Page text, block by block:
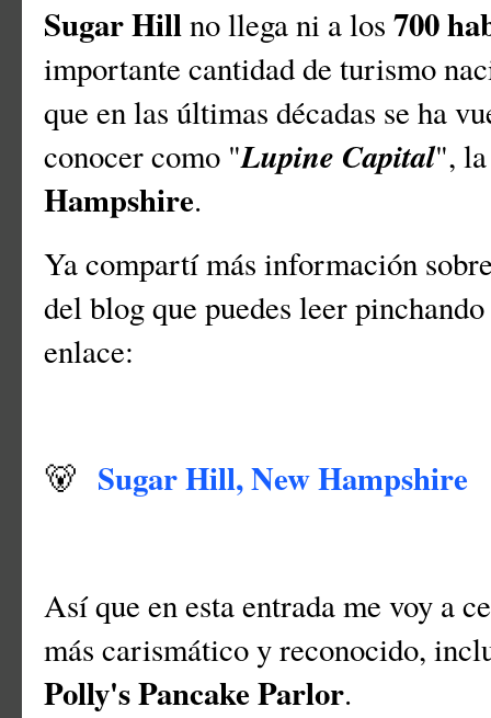
Sugar Hillno llega ni a los 700
importante cantidad de turismo
que en las últimas décadas se ha
conocer como "Lupine Capital",
Hampshire.
Ya compartí más información
del blog que puedes leer
enlace:
🐻 Sugar Hill, New Hampshire
Así que en esta entrada me voy a
más carismático y reconocido,
Polly's Pancake Parlor.